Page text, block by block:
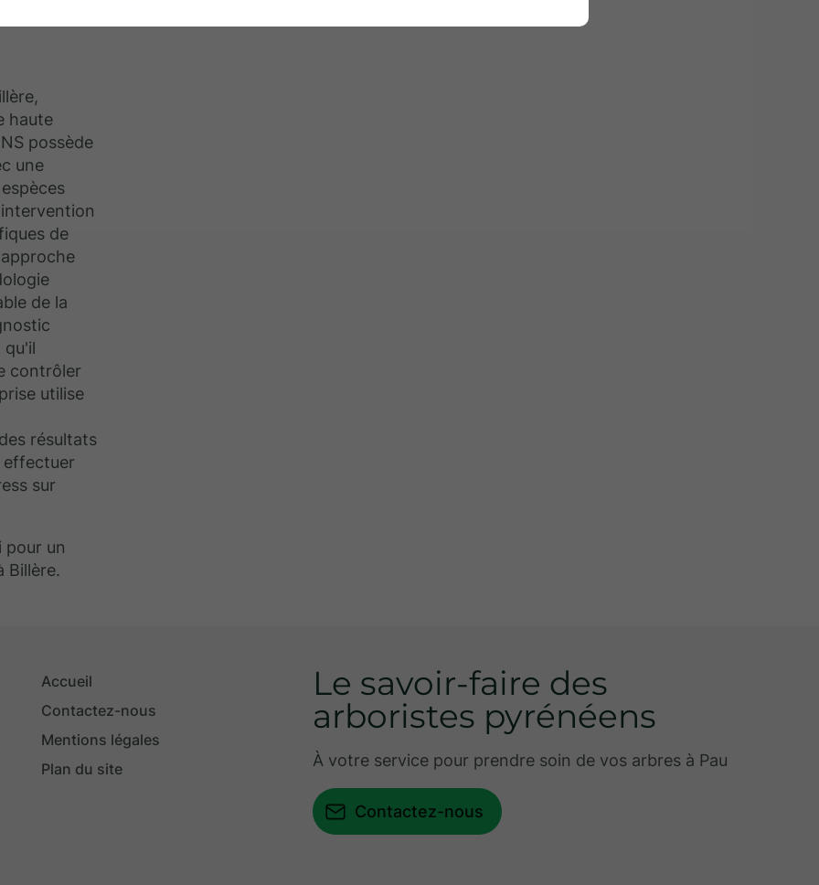
haute
possède
une
de
de la
qu'il
contrôler
utilise
résultats
effectuer
sur
pour un
Billère.
Accueil
Contactez-nous
Mentions légales
Plan du site
Le savoir-faire des
arboristes pyrénéens
À votre service pour prendre soin de vos arbres à Pau
Contactez-nous